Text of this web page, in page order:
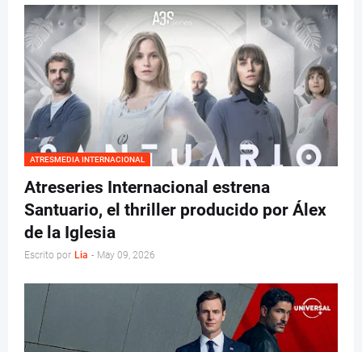
ATRESMEDIA INTERNACIONAL
Atreseries Internacional estrena
Santuario, el thriller producido por Álex
de la Iglesia
Escrito por Lia - May 09, 2026